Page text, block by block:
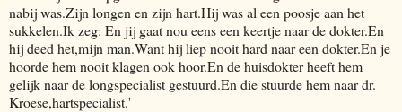
nabij was.Zijn longen en zijn hart.Hij was al een poosje aan het
sukkelen.Ik zeg: En jij gaat nou eens een keertje naar de dokter.En
hij deed het,mijn man.Want hij liep nooit hard naar een dokter.En je
hoorde hem nooit klagen ook hoor.En de huisdokter heeft hem
gelijk naar de longspecialist gestuurd.En die stuurde hem naar dr.
Kroese,hartspecialist.'